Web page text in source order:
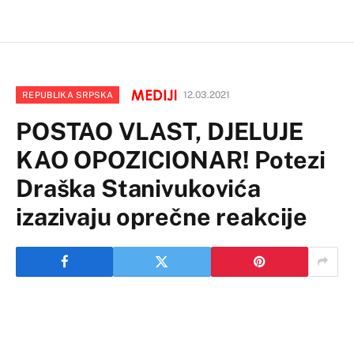
REPUBLIKA SRPSKA 12.03.2021
POSTAO VLAST, DJELUJE
KAO OPOZICIONAR! Potezi
Draška Stanivukovića
izazivaju oprečne reakcije